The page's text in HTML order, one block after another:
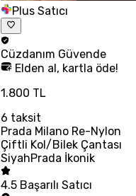
Plus Satıcı
Cüzdanım Güvende
Elden al, kartla öde!
1.800 TL
6 taksit
Prada Milano Re-Nylon
Çiftli Kol/Bilek Çantası
SiyahPrada İkonik
4.5 Başarılı Satıcı